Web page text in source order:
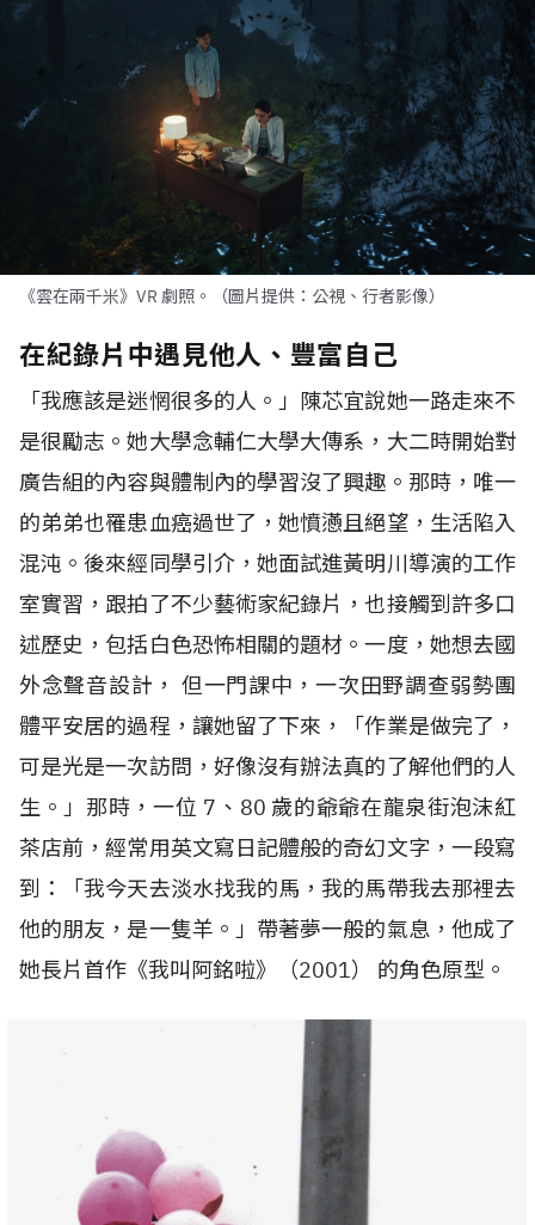
《雲在兩千米》VR 劇照。（圖片提供：公視、行者影像）
在紀錄片中遇見他人、豐富自己
「我應該是迷惘很多的人。」陳芯宜說她一路走來不
是很勵志。她大學念輔仁大學大傳系，大二時開始對
廣告組的內容與體制內的學習沒了興趣。那時，唯一
的弟弟也罹患血癌過世了，她憤懣且絕望，生活陷入
混沌。後來經同學引介，她面試進黃明川導演的工作
室實習，跟拍了不少藝術家紀錄片，也接觸到許多口
述歷史，包括白色恐怖相關的題材。一度，她想去國
外念聲音設計， 但一門課中，一次田野調查弱勢團
體平安居的過程，讓她留了下來，「作業是做完了，
可是光是一次訪問，好像沒有辦法真的了解他們的人
生。」那時，一位 7 、 80 歲的爺爺在龍泉街泡沫紅
茶店前，經常用英文寫日記體般的奇幻文字，一段寫
到：「我今天去淡水找我的馬，我的馬帶我去那裡去
他的朋友，是一隻羊。」帶著夢一般的氣息，他成了
她長片首作《我叫阿銘啦》（2001） 的角色原型。